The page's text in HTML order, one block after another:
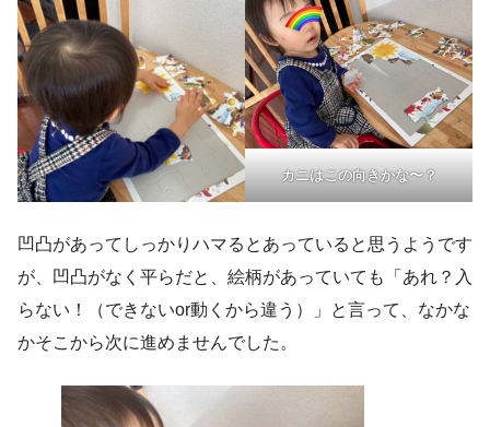
カニはこの向きかな〜？
凹凸があってしっかりハマるとあっていると思うようです
が、凹凸がなく平らだと、絵柄があっていても「あれ？入
らない！（できないor動くから違う）」と言って、なかな
かそこから次に進めませんでした。